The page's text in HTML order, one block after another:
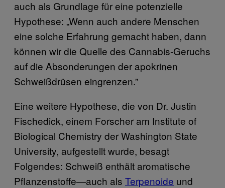
auch als Grundlage für eine potenzielle
Hypothese: „Wenn auch andere Menschen
eine solche Erfahrung gemacht haben, dann
können wir die Quelle des Cannabis-Geruchs
auf die Absonderungen der apokrinen
Schweißdrüsen eingrenzen.”
Eine weitere Hypothese, die von Dr. Justin
Fischedick, einem Forscher am Institute of
Biological Chemistry der Washington State
University, aufgestellt wurde, besagt
Folgendes: Schweiß enthält aromatische
Pflanzenstoffe—auch als Terpenoide und